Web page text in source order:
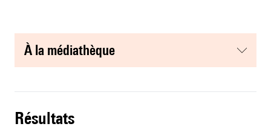
à la médiathèque
résultats